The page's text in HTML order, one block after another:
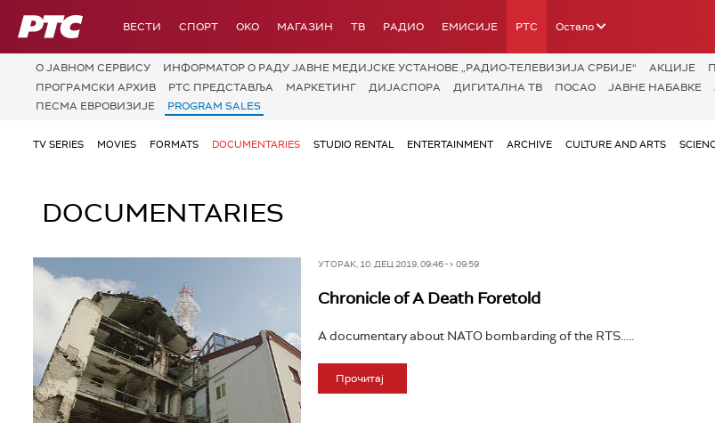
РТС ВЕСТИ СПОРТ OKO МАГАЗИН ТВ РАДИО ЕМИСИЈЕ РТС Остало
О JАВНОМ СЕРВИСУ ИНФОРМАТОР О РАДУ ЈАВНЕ МЕДИЈСКЕ УСТАНОВЕ „РАДИО-ТЕЛЕВИЗИЈА СРБИЈЕ“ АКЦИЈЕ
ПРОГРАМСКИ АРХИВ
РТС ПРЕДСТАВЉА МАРКЕТИНГ ДИЈАСПОРА ДИГИТАЛНА ТВ ПОСАО ЈАВНЕ НАБАВКЕ
ПЕСМА ЕВРОВИЗИЈЕ
PROGRAM SALES
TV SERIES MOVIES FORMATS DOCUMENTARIES STUDIO RENTAL ENTERTAINMENT ARCHIVE CULTURE AND ARTS
DOCUMENTARIES
УТОРАК, 10. ДЕЦ 2019, 09:46 -> 09:59
Chronicle of A Death Foretold
A documentary about NATO bombarding of the RTS.....
Прочитај